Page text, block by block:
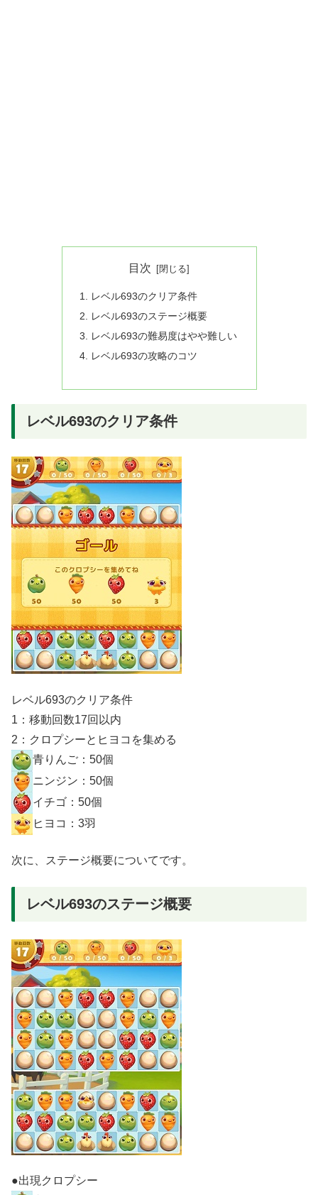
目次
レベル693のクリア条件
レベル693のステージ概要
レベル693の難易度はやや難しい
レベル693の攻略のコツ
レベル693のクリア条件
レベル693のクリア条件
1：移動回数17回以内
2：クロプシーとヒヨコを集める
青りんご：50個
ニンジン：50個
イチゴ：50個
ヒヨコ：3羽
次に、ステージ概要についてです。
レベル693のステージ概要
●出現クロプシー